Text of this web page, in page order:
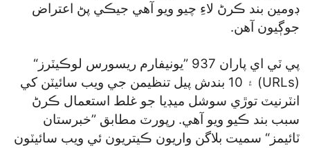
ڊومين بند ڪرڻ لاءِ چيو ويو آهي جيڪي پڻ اعتراض
جوڳيون آهن.
پي ٽي اي پاران 937 ”يونيفارم ريسورس لوڪيٽرز“
(URLs) ۽ 10 بندش پيل تنظيمن جي ويب سائيٽن کي
انٽرنيٽ توڙي سوشل ميڊيا جو غلط استعمال ڪرڻ
سبب بند ڪيو ويو آهي. رپورٽ مطابق ”خبرستان
ٽائيمز“ سميت بلاگن واريون ڪيتريون ئي ويب سائيٽون